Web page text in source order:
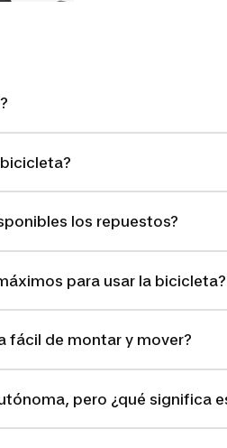
los repuestos?
para usar la bicicleta?
fácil de montar y mover?
pero ¿qué significa